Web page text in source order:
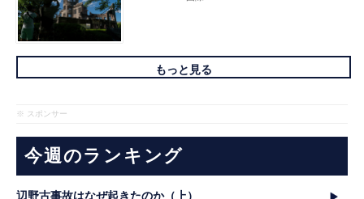
もっと見る
※ スポンサー
今週のランキング
辺野古事故はなぜ起きたのか（上）